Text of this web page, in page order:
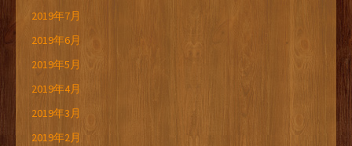
2019年7月
2019年6月
2019年5月
2019年4月
2019年3月
2019年2月